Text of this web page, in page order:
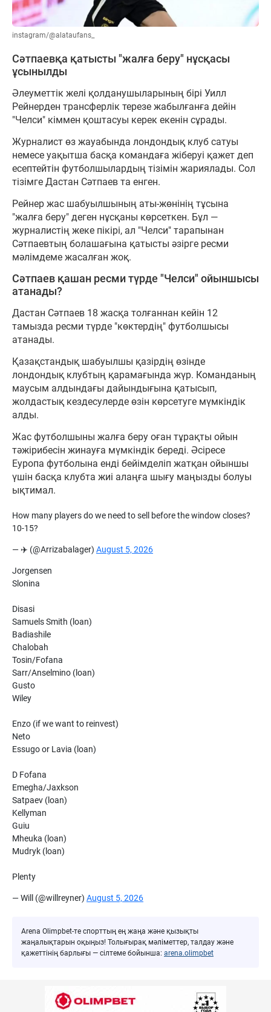
instagram/@alataufans_
Сәтпаевқа қатысты "жалға беру" нұсқасы
ұсынылды
Әлеуметтік желі қолданушыларының бірі Уилл
Рейнерден трансферлік терезе жабылғанға дейін
"Челси" кіммен қоштасуы керек екенін сұрады.
Журналист өз жауабында лондондық клуб сатуы
немесе уақытша басқа командаға жіберуі қажет деп
есептейтін футболшылардың тізімін жариялады. Сол
тізімге Дастан Сәтпаев та енген.
Рейнер жас шабуылшының аты-жөнінің тұсына
"жалға беру" деген нұсқаны көрсеткен. Бұл —
журналистің жеке пікірі, ал "Челси" тарапынан
Сәтпаевтың болашағына қатысты әзірге ресми
мәлімдеме жасалған жоқ.
Сәтпаев қашан ресми түрде "Челси" ойыншысы
атанады?
Дастан Сәтпаев 18 жасқа толғаннан кейін 12
тамызда ресми түрде "көктердің" футболшысы
атанады.
Қазақстандық шабуылшы қазірдің өзінде
лондондық клубтың қарамағында жүр. Команданың
маусым алдындағы дайындығына қатысып,
жолдастық кездесулерде өзін көрсетуге мүмкіндік
алды.
Жас футболшыны жалға беру оған тұрақты ойын
тәжірибесін жинауға мүмкіндік береді. Әсіресе
Еуропа футболына енді бейімделіп жатқан ойыншы
үшін басқа клубта жиі алаңға шығу маңызды болуы
ықтимал.
How many players do we need to sell before the window closes?
10-15?
— ✈️ (@Arrizabalager) August 5, 2026
Jorgensen
Slonina
Disasi
Samuels Smith (loan)
Badiashile
Chalobah
Tosin/Fofana
Sarr/Anselmino (loan)
Gusto
Wiley
Enzo (if we want to reinvest)
Neto
Essugo or Lavia (loan)
D Fofana
Emegha/Jaxkson
Satpaev (loan)
Kellyman
Guiu
Mheuka (loan)
Mudryk (loan)
Plenty
— Will (@willreyner) August 5, 2026
Arena Olimpbet-те спорттың ең жаңа және қызықты
жаңалықтарын оқыңыз! Толығырақ мәліметтер, талдау және
қажеттінің барлығы — сілтеме бойынша: arena.olimpbet